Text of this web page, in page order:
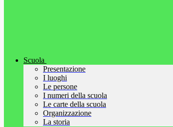
Scuola
Presentazione
I luoghi
Le persone
I numeri della scuola
Le carte della scuola
Organizzazione
La storia